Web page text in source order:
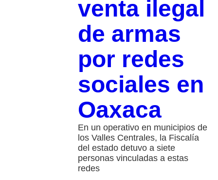
venta ilegal
de armas
por redes
sociales en
Oaxaca
En un operativo en municipios de
los Valles Centrales, la Fiscalía
del estado detuvo a siete
personas vinculadas a estas
redes